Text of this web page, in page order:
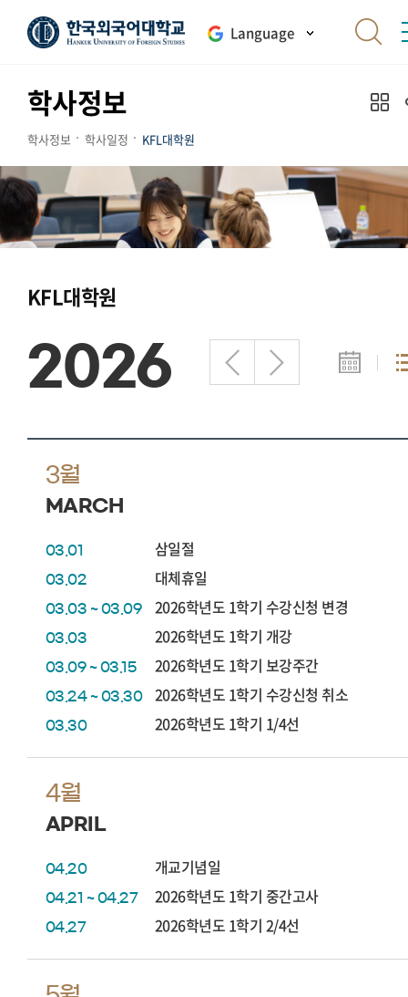
Language
학사정보
학사정보 학사일정 KFL대학원
KFL대학원
2026
3월
MARCH
03.01 삼일절
03.02 대체휴일
03.03 ~ 03.09 2026학년도 1학기 수강신청 변경
03.03 2026학년도 1학기 개강
03.09 ~ 03.15 2026학년도 1학기 보강주간
03.24 ~ 03.30 2026학년도 1학기 수강신청 취소
03.30 2026학년도 1학기 1/4선
4월
APRIL
04.20 개교기념일
04.21 ~ 04.27 2026학년도 1학기 중간고사
04.27 2026학년도 1학기 2/4선